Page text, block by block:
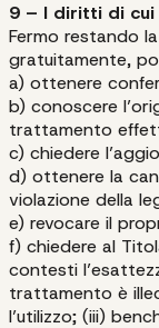
9 – I diritti di
Fermo restando
gratuitamente,
a) ottenere
b) conoscere
trattamento
c) chiedere
d) ottenere la
violazione della
e) revocare il
f) chiedere al
contesti
trattamento è
l’utilizzo; (iii)